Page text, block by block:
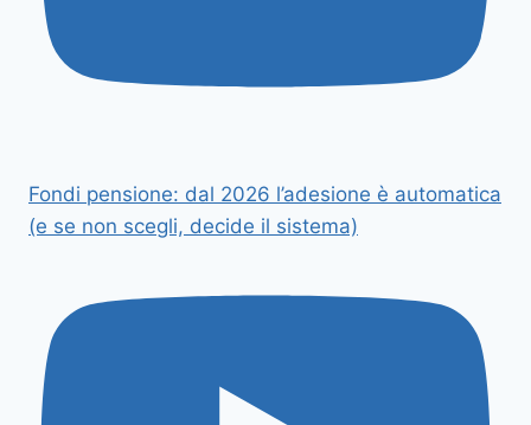
Fondi pensione: dal 2026 l’adesione è automatica
(e se non scegli, decide il sistema)